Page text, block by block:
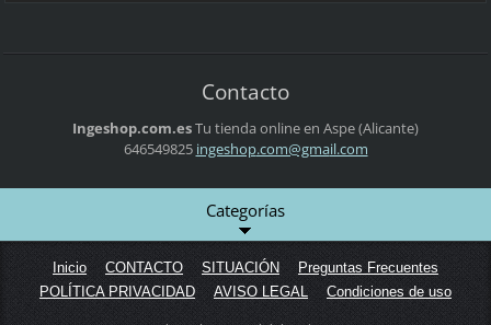
Contacto
Ingeshop.com.esTu tienda online en Aspe (Alicante)
646549825 ingeshop.com@gmail.com
Categorías
Inicio CONTACTO SITUACIÓN
Preguntas Frecuentes
POLÍTICA PRIVACIDAD
AVISO LEGAL Condiciones de uso